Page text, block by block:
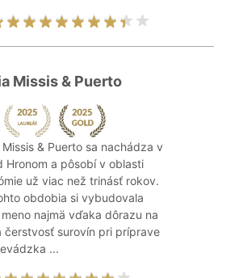
Missis & Puerto
& Puerto sa nachádza v
Hronom a pôsobí v oblasti
už viac než trinásť rokov.
obdobia si vybudovala
najmä vďaka dôrazu na
čerstvosť surovín pri príprave
...